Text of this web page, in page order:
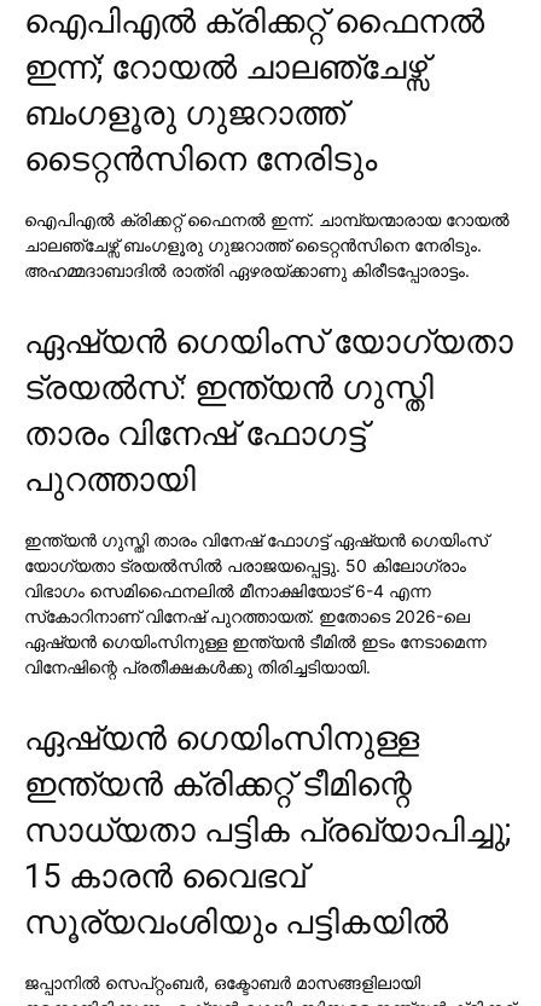
ഐപിഎല്‍ ക്രിക്കറ്റ് ഫൈനല്‍
ഇന്ന്; റോയല്‍ ചാലഞ്ചേഴ്സ്
ബംഗളൂരു ഗുജറാത്ത്
ടൈറ്റന്‍സിനെ നേരിടും
ഐപിഎല്‍ ക്രിക്കറ്റ് ഫൈനല്‍ ഇന്ന്. ചാമ്പ്യന്മാരായ റോയല്‍
ചാലഞ്ചേഴ്സ് ബംഗളൂരു ഗുജറാത്ത് ടൈറ്റന്‍സിനെ നേരിടും.
അഹമ്മദാബാദില്‍ രാത്രി ഏഴരയ്ക്കാണു കിരീടപ്പോരാട്ടം.
ഏഷ്യന്‍ ഗെയിംസ് യോഗ്യതാ
ട്രയല്‍സ്: ഇന്ത്യന്‍ ഗുസ്തി
താരം വിനേഷ് ഫോഗട്ട്
പുറത്തായി
ഇന്ത്യന്‍ ഗുസ്തി താരം വിനേഷ് ഫോഗട്ട് ഏഷ്യന്‍ ഗെയിംസ്
യോഗ്യതാ ട്രയല്‍സില്‍ പരാജയപ്പെട്ടു. 50 കിലോഗ്രാം
വിഭാഗം സെമിഫൈനലില്‍ മീനാക്ഷിയോട് 6-4 എന്ന
സ്‌കോറിനാണ് വിനേഷ് പുറത്തായത്. ഇതോടെ 2026-ലെ
ഏഷ്യന്‍ ഗെയിംസിനുള്ള ഇന്ത്യന്‍ ടീമില്‍ ഇടം നേടാമെന്ന
വിനേഷിന്റെ പ്രതീക്ഷകള്‍ക്കു തിരിച്ചടിയായി.
ഏഷ്യന്‍ ഗെയിംസിനുള്ള
ഇന്ത്യന്‍ ക്രിക്കറ്റ് ടീമിന്റെ
സാധ്യതാ പട്ടിക പ്രഖ്യാപിച്ചു;
15 കാരന്‍ വൈഭവ്
സൂര്യവംശിയും പട്ടികയില്‍
ജപ്പാനില്‍ സെപ്റ്റംബര്‍, ഒക്ടോബര്‍ മാസങ്ങളിലായി